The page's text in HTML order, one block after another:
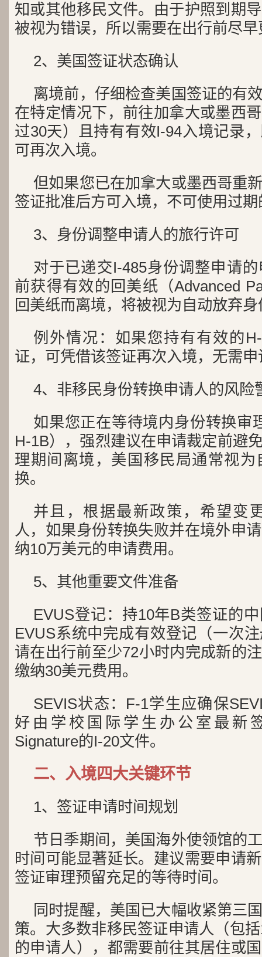
知或其他移民文件。由于护照到期
被视为错误，所以需要在出行前尽
2、美国签证状态确认
离境前，仔细检查美国签证的有
在特定情况下，前往加拿大或墨西
过30天）且持有有效I-94入境记录
可再次入境。
但如果您已在加拿大或墨西哥重
签证批准后方可入境，不可使用过
3、身份调整申请人的旅行许可
对于已递交I-485身份调整申请
前获得有效的回美纸（Advanced
回美纸而离境，将被视为自动放弃
例外情况：如果您持有有效的
证，可凭借该签证再次入境，无需
4、非移民身份转换申请人的风险
如果您正在等待境内身份转换审
H-1B），强烈建议在申请裁定前避
理期间离境，美国移民局通常视
换。
并且，根据最新政策，希望变
人，如果身份转换失败并在境外申
纳10万美元的申请费用。
5、其他重要文件准备
EVUS登记：持10年B类签证的
EVUS系统中完成有效登记（一次
请在出行前至少72小时内完成新的
缴纳30美元费用。
SEVIS状态：F-1学生应确保
好由学校国际学生办公室最新
Signature的I-20文件。
二、入境四大关键环节
1、签证申请时间规划
节日季期间，美国海外使领馆的
时间可能显著延长。建议需要申请
签证审理预留充足的等待时间。
同时提醒，美国已大幅收紧第三
策。大多数非移民签证申请人（包
的申请人），都需要前往其居住或